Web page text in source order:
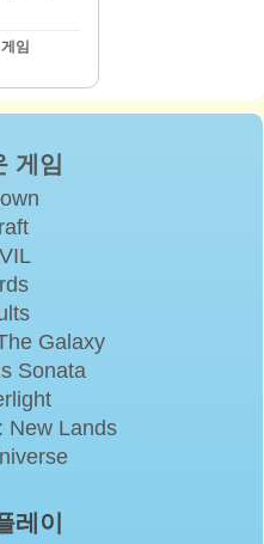
임
게임
Galaxy
Sonata
New Lands
레이